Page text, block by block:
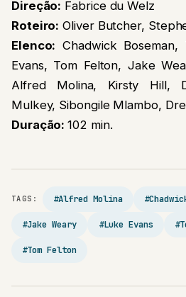
Direção: Fabrice du Welz
Roteiro: Oliver Butcher,
Elenco: Chadwick
Evans, Tom Felton, Jake
Alfred Molina, Kirsty Hill,
Mulkey, Sibongile Mlambo,
Duração:102 min.
TAGS: #Alfred Molina
#Jake Weary #Luke Evans
#Tom Felton